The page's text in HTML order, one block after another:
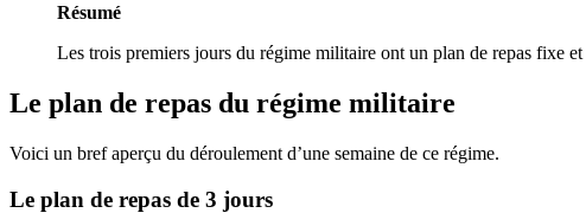
Résumé
Les trois premiers jours du régime militaire ont un plan de repas fixe
Le plan de repas du régime militaire
Voici un bref aperçu du déroulement d’une semaine de ce régime.
Le plan de repas de 3 jours